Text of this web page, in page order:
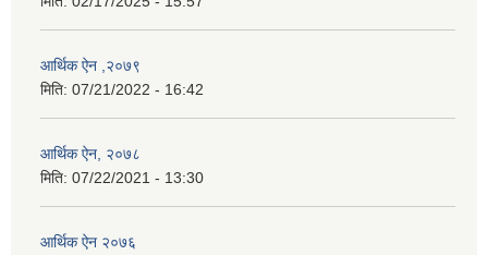
आर्थिक ऐन ,२०७९
मिति: 07/21/2022 - 16:42
आर्थिक ऐन, २०७८
मिति: 07/22/2021 - 13:30
आर्थिक ऐन २०७६